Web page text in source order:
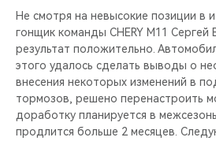
ВИДЕООБЗОРЫ
CHERY ДЛЯ ДЕТЕЙ
Не смотря на невысокие позиции в
гонщик команды CHERY М11 Сергей
результат положительно.
этого удалось сделать выводы о
внесения некоторых изменений в
тормозов, решено перенастроить
доработку планируется в
продлится больше 2 месяцев.